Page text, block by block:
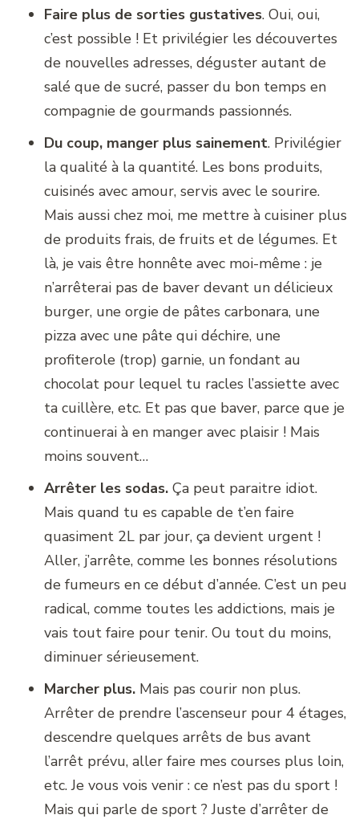
Faire plus de sorties gustatives. Oui, oui,
c’est possible ! Et privilégier les découvertes
de nouvelles adresses, déguster autant de
salé que de sucré, passer du bon temps en
compagnie de gourmands passionnés.
Du coup, manger plus sainement. Privilégier
la qualité à la quantité. Les bons produits,
cuisinés avec amour, servis avec le sourire.
Mais aussi chez moi, me mettre à cuisiner plus
de produits frais, de fruits et de légumes. Et
là, je vais être honnête avec moi-même : je
n’arrêterai pas de baver devant un délicieux
burger, une orgie de pâtes carbonara, une
pizza avec une pâte qui déchire, une
profiterole (trop) garnie, un fondant au
chocolat pour lequel tu racles l’assiette avec
ta cuillère, etc. Et pas que baver, parce que je
continuerai à en manger avec plaisir ! Mais
moins souvent…
Arrêter les sodas. Ça peut paraitre idiot.
Mais quand tu es capable de t’en faire
quasiment 2L par jour, ça devient urgent !
Aller, j’arrête, comme les bonnes résolutions
de fumeurs en ce début d’année. C’est un peu
radical, comme toutes les addictions, mais je
vais tout faire pour tenir. Ou tout du moins,
diminuer sérieusement.
Marcher plus. Mais pas courir non plus.
Arrêter de prendre l’ascenseur pour 4 étages,
descendre quelques arrêts de bus avant
l’arrêt prévu, aller faire mes courses plus loin,
etc. Je vous vois venir : ce n’est pas du sport !
Mais qui parle de sport ? Juste d’arrêter de